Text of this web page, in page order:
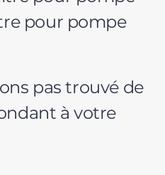
pour pompe
pas trouvé de
à votre